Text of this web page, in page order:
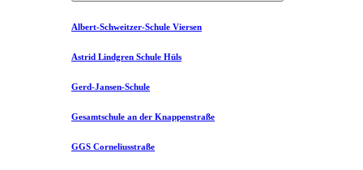
Albert-Schweitzer-Schule Viersen
Astrid Lindgren Schule Hüls
Gerd-Jansen-Schule
Gesamtschule an der Knappenstraße
GGS Corneliusstraße